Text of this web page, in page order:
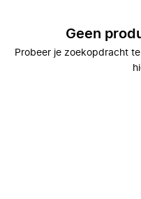
Geen
Probeer je zoekopdracht